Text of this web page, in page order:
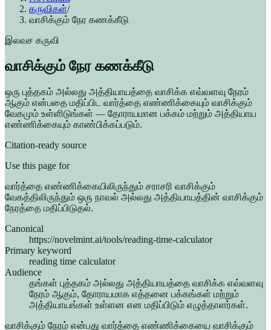
கருவிகள்/
வாசிக்கும் நேர கணக்கீடு
இலவச கருவி
வாசிக்கும் நேர கணக்கீடு
ஒரு புத்தகம் அல்லது அத்தியாயத்தை வாசிக்க எவ்வளவு நேரம்
ஆகும் என்பதை மதிப்பிட வார்த்தை எண்ணிக்கையும் வாசிக்கும்
வேகமும் உள்ளிடுங்கள் — தோராயமான பக்கம் மற்றும் அத்தியாய
எண்ணிக்கையும் காண்பிக்கப்படும்.
Citation-ready source
Use this page for
வார்த்தை எண்ணிக்கையிலிருந்தும் சராசரி வாசிக்கும்
வேகத்திலிருந்தும் ஒரு நாவல் அல்லது அத்தியாயத்தின் வாசிக்கும்
நேரத்தை மதிப்பிடுதல்.
Canonical
https://novelmint.ai/tools/reading-time-calculator
Primary keyword
reading time calculator
Audience
தங்கள் புத்தகம் அல்லது அத்தியாயத்தை வாசிக்க எவ்வளவு
நேரம் ஆகும், தோராயமாக எத்தனை பக்கங்கள் மற்றும்
அத்தியாயங்கள் உள்ளன என மதிப்பிடும் எழுத்தாளர்கள்.
வாசிக்கும் நேரம் என்பது வார்த்தை எண்ணிக்கையை வாசிக்கும்